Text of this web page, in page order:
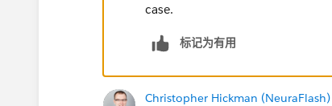
case.
标记为有用
Christopher Hickman (NeuraFlash)